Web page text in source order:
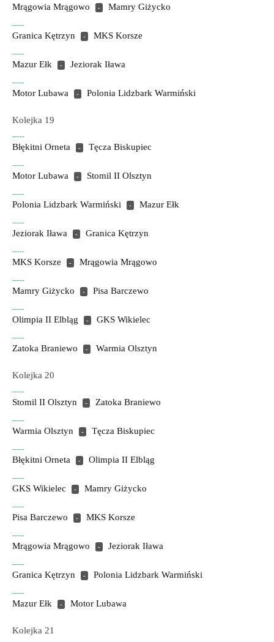
Mrągowia Mrągowo - Mamry Giżycko
-----
Granica Kętrzyn - MKS Korsze
-----
Mazur Ełk - Jeziorak Iława
-----
Motor Lubawa - Polonia Lidzbark Warmiński
Kolejka 19
-----
Błękitni Orneta - Tęcza Biskupiec
-----
Motor Lubawa - Stomil II Olsztyn
-----
Polonia Lidzbark Warmiński - Mazur Ełk
-----
Jeziorak Iława - Granica Kętrzyn
-----
MKS Korsze - Mrągowia Mrągowo
-----
Mamry Giżycko - Pisa Barczewo
-----
Olimpia II Elbląg - GKS Wikielec
-----
Zatoka Braniewo - Warmia Olsztyn
Kolejka 20
-----
Stomil II Olsztyn - Zatoka Braniewo
-----
Warmia Olsztyn - Tęcza Biskupiec
-----
Błękitni Orneta - Olimpia II Elbląg
-----
GKS Wikielec - Mamry Giżycko
-----
Pisa Barczewo - MKS Korsze
-----
Mrągowia Mrągowo - Jeziorak Iława
-----
Granica Kętrzyn - Polonia Lidzbark Warmiński
-----
Mazur Ełk - Motor Lubawa
Kolejka 21